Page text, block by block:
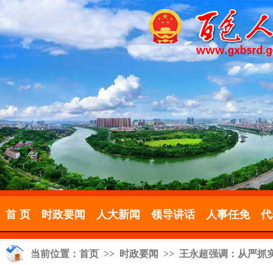
首 页 时政要闻 人大新闻 领导讲话 人事任免
当前位置： 首页 >> 时政要闻 >> 王永超强调：从严抓